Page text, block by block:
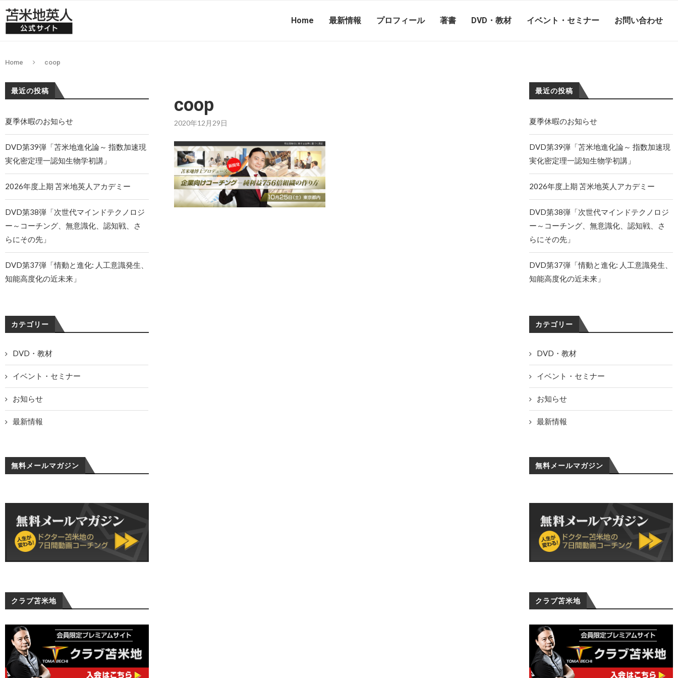
Home 最新情報 プロフィール 著書 DVD・教材 イベント・セミナー お問い合わせ
Home coop
coop
2020年12月29日
最近の投稿
夏季休暇のお知らせ
DVD第39弾「苫米地進化論～ 指数加速現
実化密定理一認知生物学初講」
2026年度上期 苫米地英人アカデミー
DVD第38弾「次世代マインドテクノロジ
ー～コーチング、無意識化、認知戦、さ
らにその先」
DVD第37弾「情動と進化: 人工意識発生、
知能高度化の近未来」
カテゴリー
DVD・教材
イベント・セミナー
お知らせ
最新情報
無料メールマガジン
クラブ苫米地
最近の投稿
夏季休暇のお知らせ
DVD第39弾「苫米地進化論～ 指数加速現
実化密定理一認知生物学初講」
2026年度上期 苫米地英人アカデミー
DVD第38弾「次世代マインドテクノロジ
ー～コーチング、無意識化、認知戦、さ
らにその先」
DVD第37弾「情動と進化: 人工意識発生、
知能高度化の近未来」
カテゴリー
DVD・教材
イベント・セミナー
お知らせ
最新情報
無料メールマガジン
クラブ苫米地